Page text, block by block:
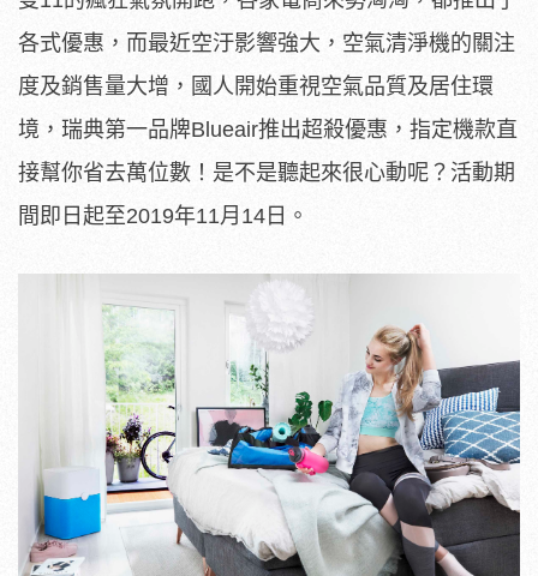
各式優惠，而最近空汙影響強大，空氣清淨機的關注
度及銷售量大增，國人開始重視空氣品質及居住環
境，瑞典第一品牌Blueair推出超殺優惠，指定機款直
接幫你省去萬位數！是不是聽起來很心動呢？活動期
間即日起至2019年11月14日。